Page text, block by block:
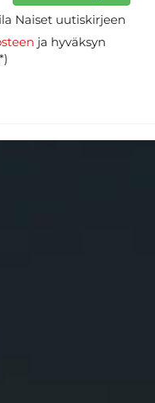
Naiset uutiskirjeen
ja hyväksyn